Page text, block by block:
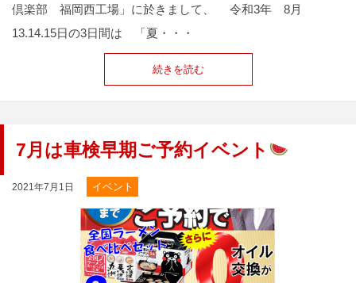
倶楽部 福岡西工場」に於きまして、 令和3年 8月
13.14.15日の3日間は 「夏・・・
続きを読む
7月は車検早期ご予約イベント
2021年7月1日 イベント